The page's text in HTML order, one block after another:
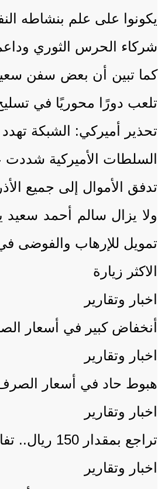
يكونوا على علم بنشاطه
شركاء الحرس الثوري
كما تبين أن بعض سفن
تلعب دورًا محوريًا في
تحذير أميركي: الشبكة تهدد
السلطات الأميركية شددت
تدفق الأموال إلى جميع
ولا يزال سالم أحمد سعيد
تمويل للإرهاب والفوضى
الاكثر زيارة
اخبار وتقارير
أنخفاض كبير في أسعار
اخبار وتقارير
هبوط حاد في أسعار الصرف
اخبار وتقارير
تراجع بمقدار 150 ريال.. تفاوت كبير بأسعار صرف العملة المحلية في عدن (صور).
اخبار وتقارير